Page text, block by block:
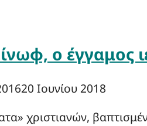
ο έγγαμος
20 Ιουνίου 2018
χριστιανών,